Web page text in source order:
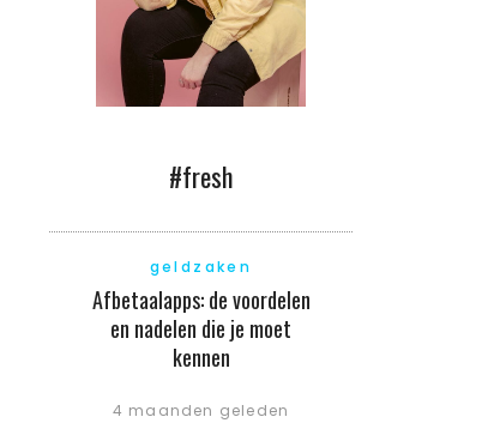
#fresh
geldzaken
Afbetaalapps: de voordelen
en nadelen die je moet
kennen
4 maanden geleden